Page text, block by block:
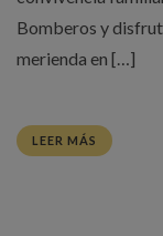
Bomberos y
merienda en […]
LEER MÁS